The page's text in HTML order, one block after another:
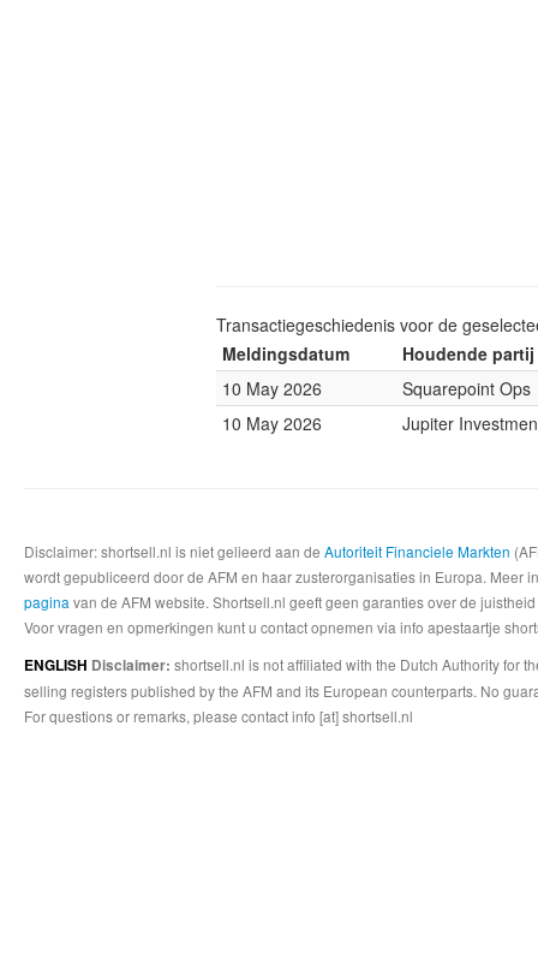
Transactiegeschiedenis voor de
Meldingsdatum
Houdende partij
10 May 2026
Squarepoint Ops
10 May 2026
Jupiter
Disclaimer: shortsell.nl is niet gelieerd aan de Autoriteit Financiele Markten
wordt gepubliceerd door de AFM en haar zusterorganisaties in Europa.
pagina van de AFM website. Shortsell.nl geeft geen garanties over de
Voor vragen en opmerkingen kunt u contact opnemen via info apestaartje
ENGLISH Disclaimer: shortsell.nl is not affiliated with the Dutch Authority for
selling registers published by the AFM and its European counterparts. No
For questions or remarks, please contact info [at] shortsell.nl